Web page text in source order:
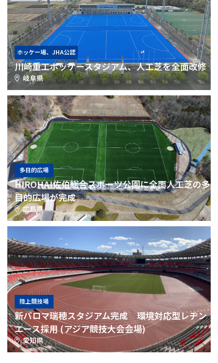
ホッケー場、JHA公認
川崎重工ホッケースタジアム、人工芝を全面改修
岐阜県
多目的広場
HIROHAI佐伯総合スポーツ公園に全面人工芝の多
目的広場が完成
広島県
陸上競技場
新パロマ瑞穂スタジアム完成 環境対応型レヂン
エース採用 (アジア競技大会会場)
愛知県